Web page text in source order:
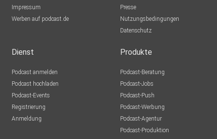
Impressum
Werben auf podcast.de
Presse
Nutzungsbedingungen
Datenschutz
Dienst
Podcast anmelden
Podcast hochladen
Podcast-Events
Registrierung
Anmeldung
Produkte
Podcast-Beratung
Podcast-Jobs
Podcast-Push
Podcast-Werbung
Podcast-Agentur
Podcast-Produktion